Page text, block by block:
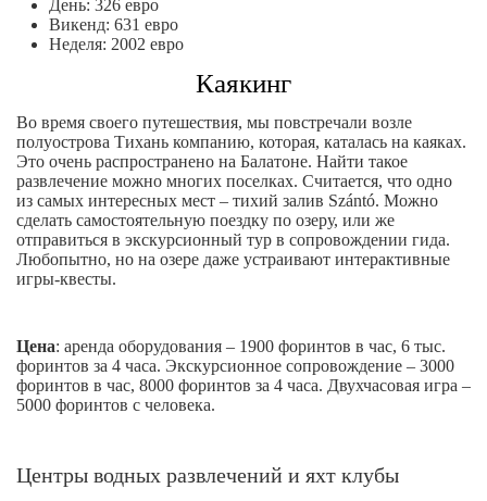
День: 326 евро
Викенд: 631 евро
Неделя: 2002 евро
Каякинг
Во время своего путешествия, мы повстречали возле
полуострова Тихань компанию, которая, каталась на каяках.
Это очень распространено на Балатоне. Найти такое
развлечение можно многих поселках. Считается, что одно
из самых интересных мест – тихий залив Szántó. Можно
сделать самостоятельную поездку по озеру, или же
отправиться в экскурсионный тур в сопровождении гида.
Любопытно, но на озере даже устраивают интерактивные
игры-квесты.
Цена: аренда оборудования – 1900 форинтов в час, 6 тыс.
форинтов за 4 часа. Экскурсионное сопровождение – 3000
форинтов в час, 8000 форинтов за 4 часа. Двухчасовая игра –
5000 форинтов с человека.
Центры водных развлечений и яхт клубы